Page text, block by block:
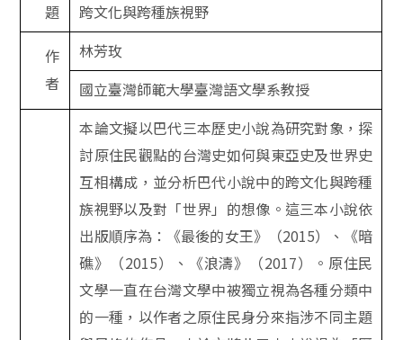
題
跨文化與跨種族視野
作
者
林芳玫
國立臺灣師範大學臺灣語文學系教授
本論文擬以巴代三本歷史小說為研究對象，探
討原住民觀點的台灣史如何與東亞史及世界史
互相構成，並分析巴代小說中的跨文化與跨種
族視野以及對「世界」的想像。這三本小說依
出版順序為：《最後的女王》（2015）、《暗
礁》（2015）、《浪濤》（2017）。原住民
文學一直在台灣文學中被獨立視為各種分類中
的一種，以作者之原住民身分來指涉不同主題